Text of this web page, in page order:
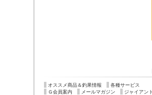
オススメ商品＆釣果情報
各種サービス
Ｇ会員案内
メールマガジン ジャイアン